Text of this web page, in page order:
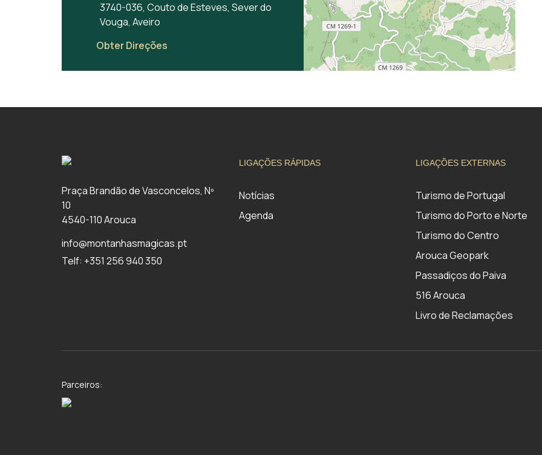
3740-036, Couto de Esteves, Sever do
Vouga, Aveiro
Obter Direções
Praça Brandão de Vasconcelos, Nº
10
4540-110 Arouca
info@montanhasmagicas.pt
Telf: +351 256 940 350
LIGAÇÕES RÁPIDAS
Notícias
Agenda
LIGAÇÕES EXTERNAS
Turismo de Portugal
Turismo do Porto e Norte
Turismo do Centro
Arouca Geopark
Passadiços do Paiva
516 Arouca
Livro de Reclamações
Parceiros: